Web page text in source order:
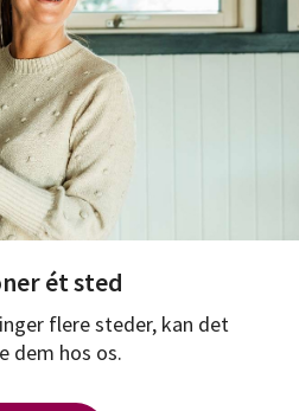
ét sted
flere steder, kan det
dem hos os.